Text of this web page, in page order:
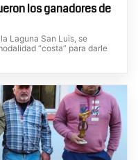
los ganadores de
Laguna San Luis, se
“costa” para darle